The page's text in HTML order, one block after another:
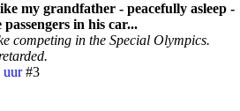
my grandfather - peacefully asleep -
in his car...
competing in the Special Olympics.
uur #3